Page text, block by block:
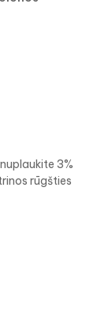
3%
rūgšties